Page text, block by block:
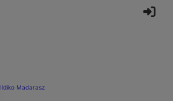
Ildiko Madarasz